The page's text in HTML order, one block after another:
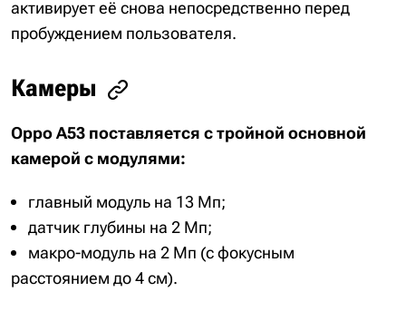
активирует её снова непосредственно перед
пробуждением пользователя.
Камеры
Oppo A53 поставляется с тройной основной
камерой с модулями:
главный модуль на 13 Мп;
датчик глубины на 2 Мп;
макро-модуль на 2 Мп (с фокусным
расстоянием до 4 см).